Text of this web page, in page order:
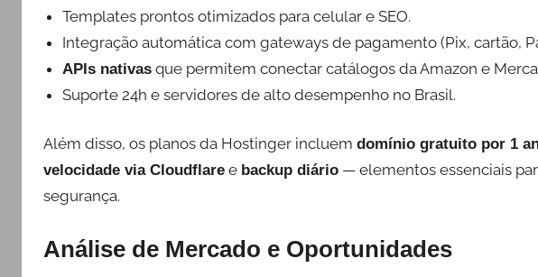
Templates prontos otimizados para celular e SEO.
Integração automática com gateways de pagamento (Pix, cartão,
APIs nativas que permitem conectar catálogos da Amazon e
Suporte 24h e servidores de alto desempenho no Brasil.
Além disso, os planos da Hostinger incluem domínio gratuito por 1
velocidade via Cloudflare e backup diário — elementos essenciais
segurança.
Análise de Mercado e Oportunidades